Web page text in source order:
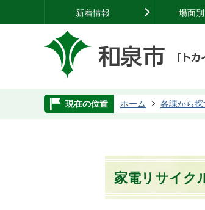
新着情報 場面
現在の位置 ホーム 各課から探
家電リサイク